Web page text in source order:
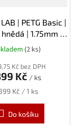
| PETG Basic |
| 1.75mm |
1kg | Refill(2 ks)
Kč bez DPH
Kč / ks
Kč / 1 ks
Do košíku